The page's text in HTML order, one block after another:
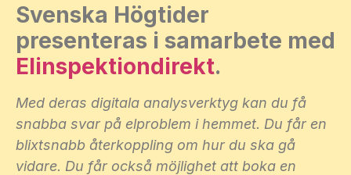
Svenska Högtider
presenteras i samarbete med
Elinspektiondirekt.
Med deras digitala analysverktyg kan du få
snabba svar på elproblem i hemmet. Du får en
blixtsnabb återkoppling om hur du ska gå
vidare. Du får också möjlighet att boka en